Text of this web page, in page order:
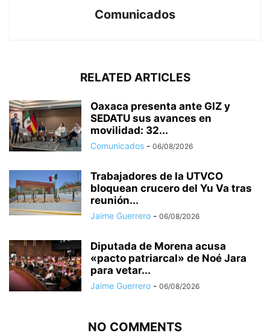
Comunicados
RELATED ARTICLES
Oaxaca presenta ante GIZ y
SEDATU sus avances en
movilidad: 32...
Comunicados - 06/08/2026
Trabajadores de la UTVCO
bloquean crucero del Yu Va tras
reunión...
Jaime Guerrero - 06/08/2026
Diputada de Morena acusa
«pacto patriarcal» de Noé Jara
para vetar...
Jaime Guerrero - 06/08/2026
NO COMMENTS